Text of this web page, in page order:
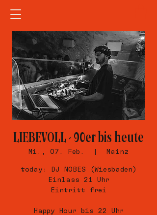
LIEBEVOLL - 90er bis heute
Mi., 07. Feb. Mainz
today: DJ NOBES (Wiesbaden)
Einlass 21 Uhr
Eintritt frei
Happy Hour bis 22 Uhr